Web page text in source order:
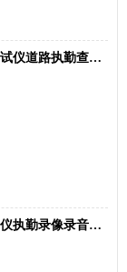
SD-045 专业酒精测试仪道路执勤查酒驾仪器设备
SD-043 音视频记录仪执勤录像录音设备